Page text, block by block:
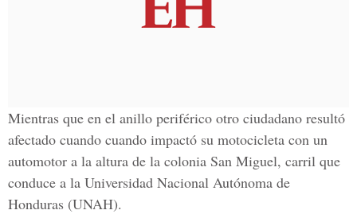
Mientras que en el anillo periférico otro ciudadano resultó
afectado cuando cuando impactó su motocicleta con un
automotor a la altura de la colonia San Miguel, carril que
conduce a la Universidad Nacional Autónoma de
Honduras (UNAH).